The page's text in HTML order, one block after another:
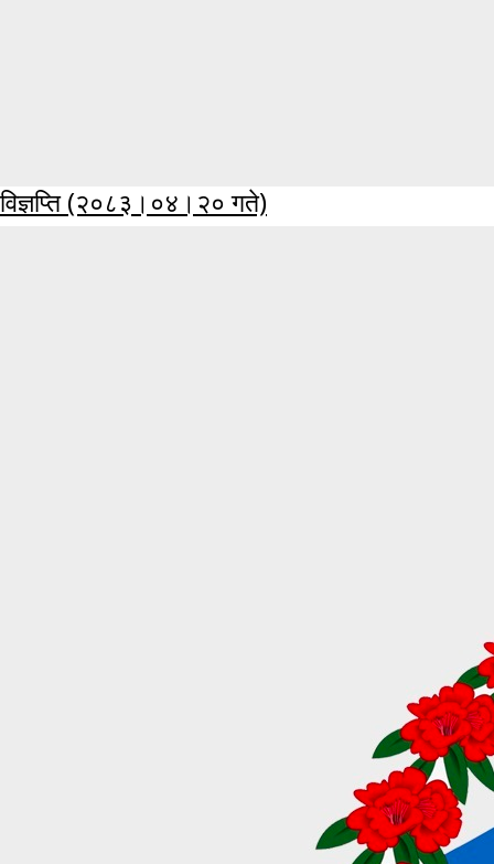
विज्ञप्ति (२०८३।०४।२० गते)